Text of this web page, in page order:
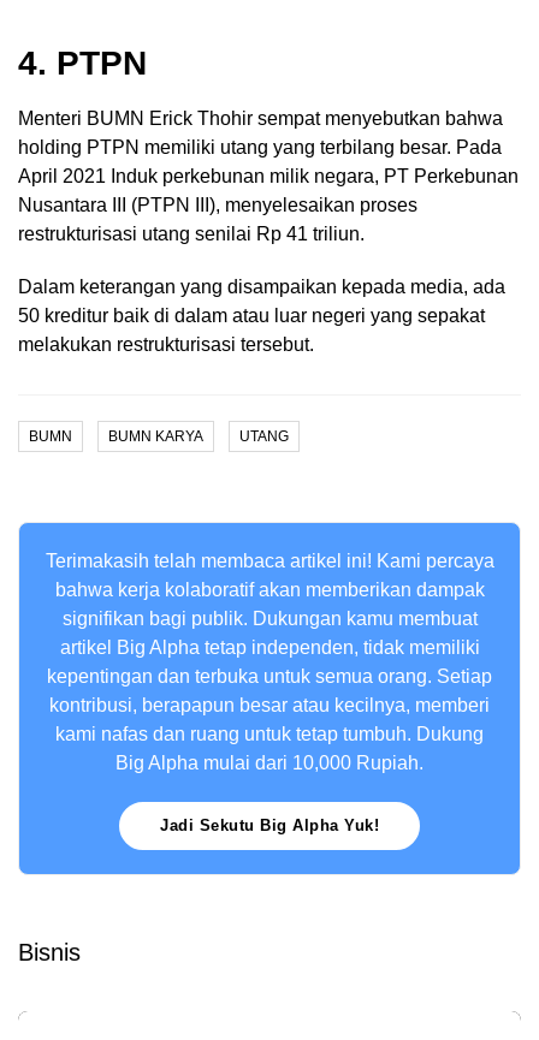
4. PTPN
Menteri BUMN Erick Thohir sempat menyebutkan bahwa
holding PTPN memiliki utang yang terbilang besar. Pada
April 2021 Induk perkebunan milik negara, PT Perkebunan
Nusantara III (PTPN III), menyelesaikan proses
restrukturisasi utang senilai Rp 41 triliun.
Dalam keterangan yang disampaikan kepada media, ada
50 kreditur baik di dalam atau luar negeri yang sepakat
melakukan restrukturisasi tersebut.
BUMN BUMN KARYA UTANG
Terimakasih telah membaca artikel ini! Kami percaya
bahwa kerja kolaboratif akan memberikan dampak
signifikan bagi publik. Dukungan kamu membuat
artikel Big Alpha tetap independen, tidak memiliki
kepentingan dan terbuka untuk semua orang. Setiap
kontribusi, berapapun besar atau kecilnya, memberi
kami nafas dan ruang untuk tetap tumbuh. Dukung
Big Alpha mulai dari 10,000 Rupiah.
Jadi Sekutu Big Alpha Yuk!
Bisnis